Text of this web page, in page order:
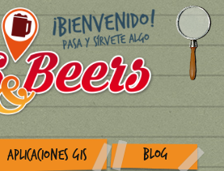
APLICACIONES GIS BLOG